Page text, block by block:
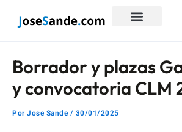
Borrador y plazas
y convocatoria CLM
Por Jose Sande / 30/01/2025
de